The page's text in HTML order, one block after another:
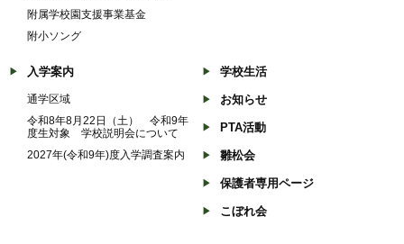
附属学校園支援事業基金
附小ソング
入学案内
通学区域
令和8年8月22日（土） 令和9年
度生対象 学校説明会について
2027年(令和9年)度入学調査案内
学校生活
お知らせ
PTA活動
雛松会
保護者専用ページ
こぼれ会